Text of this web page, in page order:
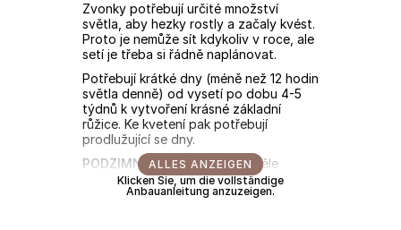
Zvonky potřebují určité množství
světla, aby hezky rostly a začaly kvést.
Proto je nemůže sít kdykoliv v roce, ale
setí je třeba si řádně naplánovat.
Potřebují krátké dny (méně než 12 hodin
světla denně) od vysetí po dobu 4-5
týdnů k vytvoření krásné základní
růžice. Ke kvetení pak potřebují
prodlužující se dny.
PODZIMNÍ VÝSEVNám se skvěle
osvědčilo setí na podzim, zhruba na
začátku září. V říjnu jsme pak sázeli do
ALLES ANZEIGEN
Klicken Sie, um die vollständige
Anbauanleitung anzuzeigen.